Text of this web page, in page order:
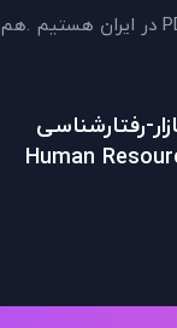
ميدهيم که اکنون بهترين گزينه را برای سنجش و دريافت مشاوره انتخاب نموده ايد ما نماینده انحصاری PDAinternational در ایران هستیم .هم
رفتارشناسی
Human